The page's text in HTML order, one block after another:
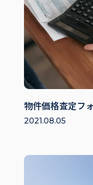
物件価格査定フ
2021.08.05